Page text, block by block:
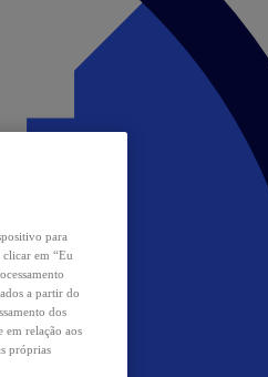
para
clicar em “Eu
a partir do
dos
em relação aos
próprias